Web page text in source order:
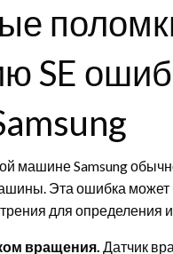
SE
машине Samsung
Эта ошибка
для определения
вращения. Датчик